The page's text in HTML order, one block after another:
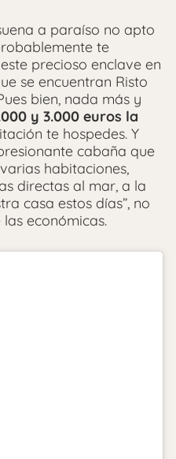
a paraíso no apto
te
precioso enclave en
se encuentran Risto
bien, nada más y
y 3.000 euros la
te hospedes. Y
cabaña que
habitaciones,
directas al mar, a la
casa estos días”, no
económicas.